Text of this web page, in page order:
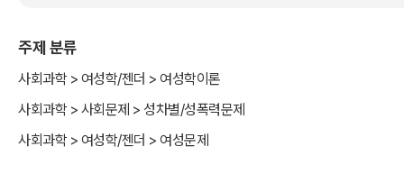
<피해와 가해의 페미니즘>은 성차별 · 성폭력 문제에 관한 주된 쟁점
들을 '피해'와 '가해' 개념을 중심에 두고 들여다본다.
페미니즘은 피해자를 보호하고 가해자를 처벌하자는 사상이 아니다.
페미니즘은 그 이상이다. 강간과 섹스를 구분하지 못하고 성폭력을 정
주제 분류
사회과학 > 여성학/젠더 > 여성학이론
사회과학 > 사회문제 > 성차별/성폭력문제
사회과학 > 여성학/젠더 > 여성문제